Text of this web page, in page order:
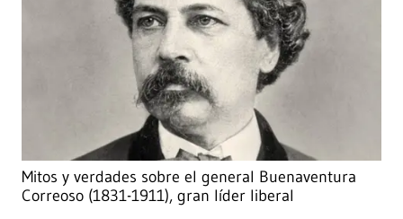
Mitos y verdades sobre el general Buenaventura
Correoso (1831-1911), gran líder liberal